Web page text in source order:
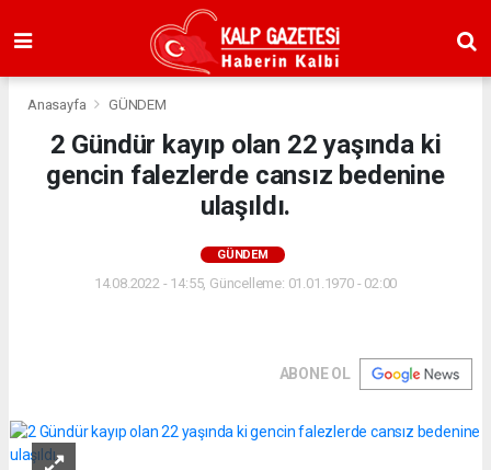
Anasayfa GÜNDEM
2 Gündür kayıp olan 22 yaşında ki
gencin falezlerde cansız bedenine
ulaşıldı.
GÜNDEM
14.08.2022 - 14:55, Güncelleme: 01.01.1970 - 02:00
ABONE OL